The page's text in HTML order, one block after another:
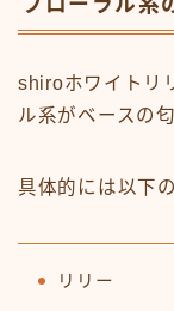
フローラル系
shiroホワイトリ
ル系がベースの
具体的には以下
リリー